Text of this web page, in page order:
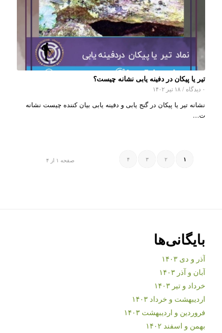
تیر یا پیکان در دفینه یابی نشانه چیست؟
۰ دیدگاه / ۱۸ تیر ۱۴۰۲
نشانه تیر یا پیکان در گنج یابی و دفینه یابی بیان کننده چیست نشانه
ت…
صفحه ۱ از ۴ ۱ ۲ ۳ ۴
بایگانی‌ها
آذر و دی ۱۴۰۳
آبان و آذر ۱۴۰۳
خرداد و تیر ۱۴۰۳
اردیبهشت و خرداد ۱۴۰۳
فروردین و اردیبهشت ۱۴۰۳
بهمن و اسفند ۱۴۰۲